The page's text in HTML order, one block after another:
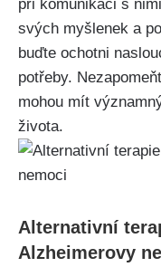
při komunikaci s
svých myšlenek a
buďte ochotni
potřeby.
mohou mít
života.
Alternativní
Alzheimerovy